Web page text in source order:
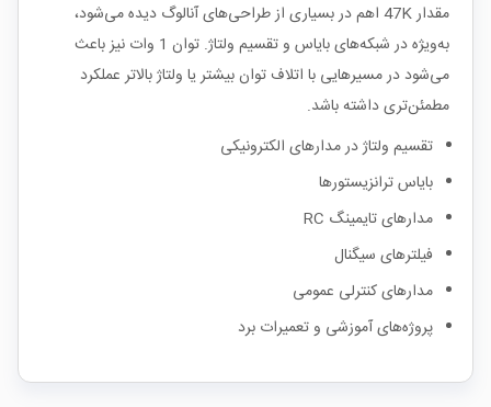
مقدار 47K اهم در بسیاری از طراحی‌های آنالوگ دیده می‌شود،
به‌ویژه در شبکه‌های بایاس و تقسیم ولتاژ. توان 1 وات نیز باعث
می‌شود در مسیرهایی با اتلاف توان بیشتر یا ولتاژ بالاتر عملکرد
مطمئن‌تری داشته باشد.
تقسیم ولتاژ در مدارهای الکترونیکی
بایاس ترانزیستورها
مدارهای تایمینگ RC
فیلترهای سیگنال
مدارهای کنترلی عمومی
پروژه‌های آموزشی و تعمیرات برد